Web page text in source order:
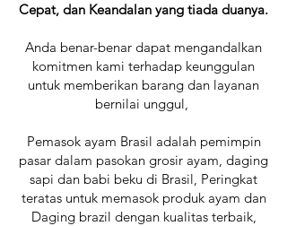
Cepat, dan Keandalan yang tiada duanya.
Anda benar-benar dapat mengandalkan
komitmen kami terhadap keunggulan
untuk memberikan barang dan layanan
bernilai unggul,
Pemasok ayam Brasil adalah pemimpin
pasar dalam pasokan grosir ayam, daging
sapi dan babi beku di Brasil, Peringkat
teratas untuk memasok produk ayam dan
Daging brazil dengan kualitas terbaik,